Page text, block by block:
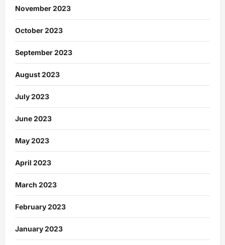
November 2023
October 2023
September 2023
August 2023
July 2023
June 2023
May 2023
April 2023
March 2023
February 2023
January 2023